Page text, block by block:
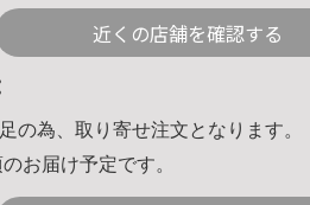
近くの店舗を確認する
の為、取り寄せ注文となります。
お届け予定です。